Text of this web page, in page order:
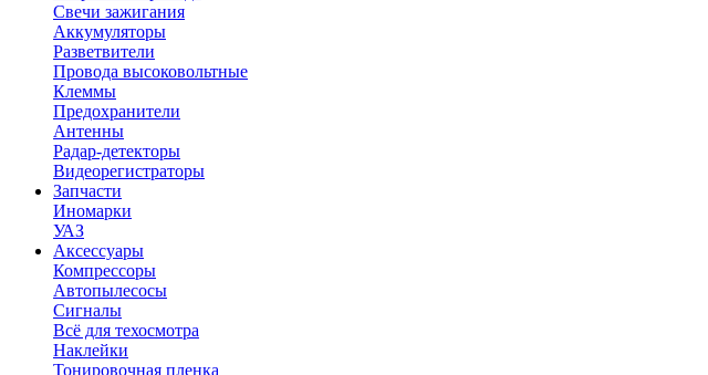
Свечи зажигания
Аккумуляторы
Разветвители
Провода высоковольтные
Клеммы
Предохранители
Антенны
Радар-детекторы
Видеорегистраторы
Запчасти
Иномарки
УАЗ
Аксесcуары
Компрессоры
Автопылесосы
Сигналы
Всё для техосмотра
Наклейки
Тонировочная пленка